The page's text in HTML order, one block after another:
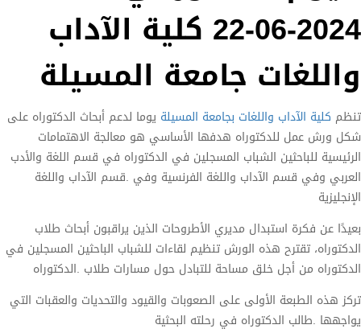
22-06-2024 كلية الآداب
واللغات جامعة المسيلة
تنظم كلية الآداب واللغات بجامعة المسيلة يوما لدعم أبحاث الدكتوراه على
شكل ورش عمل للدكتوراه هدفها الأساسي هو معالجة الاهتمامات
الرئيسية للباحثين الشباب المسجلين في الدكتوراه في قسم اللغة والأدب
العربي وفي قسم الآداب واللغة الفرنسية وفي .قسم الآداب واللغة
الإنجليزية
بعيدًا عن فكرة استبدال مديري الأطروحات الذين يراقبون أبحاث طلاب
الدكتوراه، تقترح هذه الورش تنظيم لقاءات للشباب الباحثين المسجلين في
الدكتوراه من أجل خلق مساحة للتبادل حول مسارات طلاب .الدكتوراه
تركز هذه الطبعة الأولى على الصعوبات والقيود والتحديات والعقبات التي
يواجهها .طالب الدكتوراه في رحلته البحثية